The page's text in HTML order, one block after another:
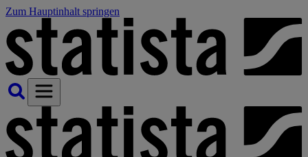
Zum Hauptinhalt springen